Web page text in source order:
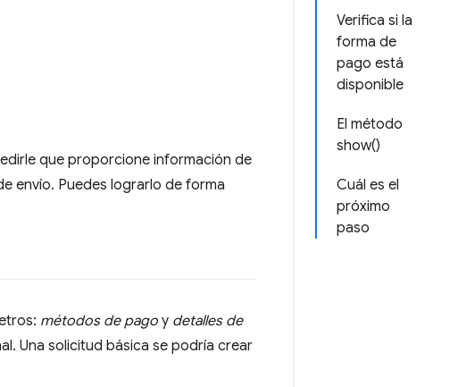
Verifica si la
forma de
pago está
disponible
El método
show()
Cuál es el
próximo
paso
que proporcione información de
envío. Puedes lograrlo de forma
métodos de pago y detalles de
Una solicitud básica se podría crear